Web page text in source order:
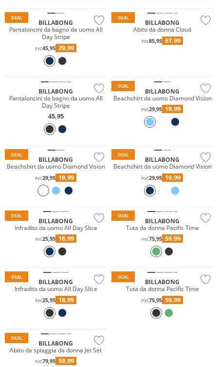
DEAL
BILLABONG
Pantaloncini da bagno da uomo All
Day Stripe
PVC45,95 29,99
DEAL
BILLABONG
Abito da donna Cloud
PVC85,95 67,99
BILLABONG
Pantaloncini da bagno da uomo All
Day Stripe
45,95
DEAL
BILLABONG
Beachshirt da uomo Diamond Vision
PVC29,95 19,99
DEAL
BILLABONG
Beachshirt da uomo Diamond Vision
PVC29,95 19,99
DEAL
BILLABONG
Beachshirt da uomo Diamond Vision
PVC29,95 19,99
DEAL
Prezzo & Valore
BILLABONG
Infradito da uomo All Day Slice
PVC25,95 18,99
DEAL
BILLABONG
Tuta da donna Pacific Time
PVC75,95 59,99
DEAL
BILLABONG
Infradito da uomo All Day Slice
PVC25,95 18,99
DEAL
BILLABONG
Tuta da donna Pacific Time
PVC75,95 59,99
DEAL
BILLABONG
Abito da spiaggia da donna Jet Set
PVC79,95 59,99